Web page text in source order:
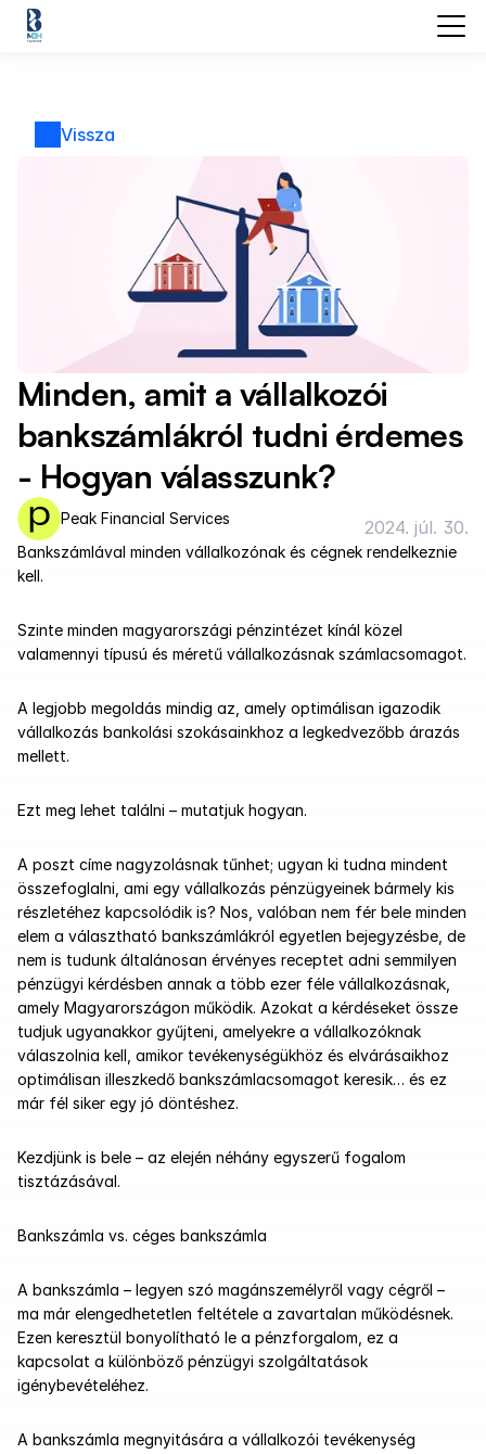
Vissza
Minden, amit a vállalkozói
bankszámlákról tudni érdemes
- Hogyan válasszunk?
Peak Financial Services 2024. júl. 30.
Bankszámlával minden vállalkozónak és cégnek rendelkeznie
kell.
Szinte minden magyarországi pénzintézet kínál közel
valamennyi típusú és méretű vállalkozásnak számlacsomagot.
A legjobb megoldás mindig az, amely optimálisan igazodik
vállalkozás bankolási szokásainkhoz a legkedvezőbb árazás
mellett.
Ezt meg lehet találni – mutatjuk hogyan.
A poszt címe nagyzolásnak tűnhet; ugyan ki tudna mindent
összefoglalni, ami egy vállalkozás pénzügyeinek bármely kis
részletéhez kapcsolódik is? Nos, valóban nem fér bele minden
elem a választható bankszámlákról egyetlen bejegyzésbe, de
nem is tudunk általánosan érvényes receptet adni semmilyen
pénzügyi kérdésben annak a több ezer féle vállalkozásnak,
amely Magyarországon működik. Azokat a kérdéseket össze
tudjuk ugyanakkor gyűjteni, amelyekre a vállalkozóknak
válaszolnia kell, amikor tevékenységükhöz és elvárásaikhoz
optimálisan illeszkedő bankszámlacsomagot keresik… és ez
már fél siker egy jó döntéshez.
Kezdjünk is bele – az elején néhány egyszerű fogalom
tisztázásával.
Bankszámla vs. céges bankszámla
A bankszámla – legyen szó magánszemélyről vagy cégről –
ma már elengedhetetlen feltétele a zavartalan működésnek.
Ezen keresztül bonyolítható le a pénzforgalom, ez a
kapcsolat a különböző pénzügyi szolgáltatások
igénybevételéhez.
A bankszámla megnyitására a vállalkozói tevékenység